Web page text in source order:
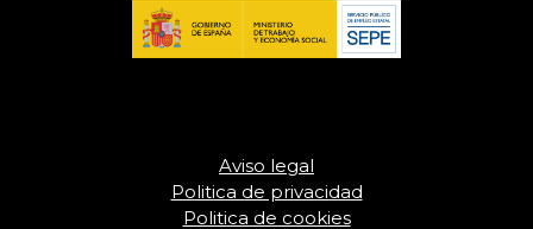
Aviso legal
Politica de privacidad
Politica de cookies